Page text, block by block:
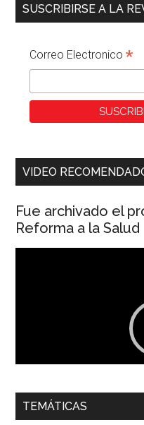
SUSCRIBIRSE A LA
Correo Electronico*
VIDEO
Fue archivado el
Reforma a la Salud
00:00
Dra. Carolina Corcho
TEMÁTICAS